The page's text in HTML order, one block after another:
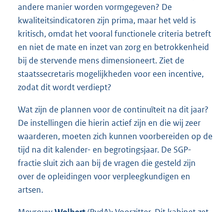
andere manier worden vormgegeven? De
kwaliteitsindicatoren zijn prima, maar het veld is
kritisch, omdat het vooral functionele criteria betreft
en niet de mate en inzet van zorg en betrokkenheid
bij de stervende mens dimensioneert. Ziet de
staatssecretaris mogelijkheden voor een incentive,
zodat dit wordt verdiept?
Wat zijn de plannen voor de continuïteit na dit jaar?
De instellingen die hierin actief zijn en die wij zeer
waarderen, moeten zich kunnen voorbereiden op de
tijd na dit kalender- en begrotingsjaar. De SGP-
fractie sluit zich aan bij de vragen die gesteld zijn
over de opleidingen voor verpleegkundigen en
artsen.